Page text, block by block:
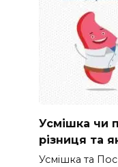
Усмішка чи
різниця та
Усмішка та